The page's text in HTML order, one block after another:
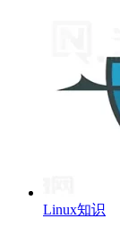
Linux知识